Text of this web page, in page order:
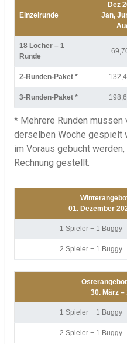
Einzelrunde
Dez
Jan,
18 Löcher – 1
Runde
2-Runden-Paket *
3-Runden-Paket *
* Mehrere Runden
derselben Woche gespielt
im Voraus gebucht
Rechnung gestellt.
01. Dezember
1 Spieler + 1 Buggy
2 Spieler + 1 Buggy
30. März –
1 Spieler + 1 Buggy
2 Spieler + 1 Buggy